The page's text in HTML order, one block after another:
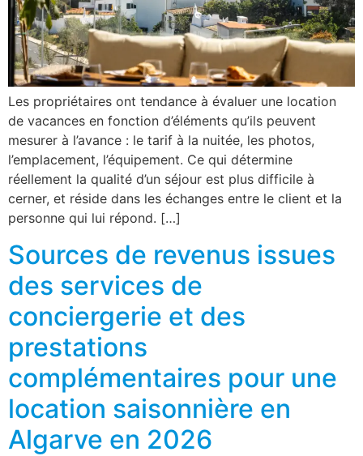
Les propriétaires ont tendance à évaluer une location
de vacances en fonction d’éléments qu’ils peuvent
mesurer à l’avance : le tarif à la nuitée, les photos,
l’emplacement, l’équipement. Ce qui détermine
réellement la qualité d’un séjour est plus difficile à
cerner, et réside dans les échanges entre le client et la
personne qui lui répond. […]
Sources de revenus issues
des services de
conciergerie et des
prestations
complémentaires pour une
location saisonnière en
Algarve en 2026